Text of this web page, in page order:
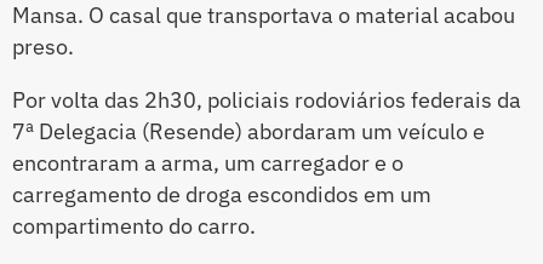
Mansa. O casal que transportava o material acabou
preso.
Por volta das 2h30, policiais rodoviários federais da
7ª Delegacia (Resende) abordaram um veículo e
encontraram a arma, um carregador e o
carregamento de droga escondidos em um
compartimento do carro.